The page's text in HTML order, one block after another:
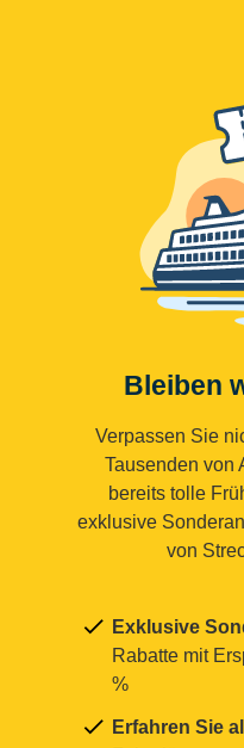
Verpassen Sie
Tausenden von
bereits tolle
exklusive
von
Exklusive
Rabatte mit
%
Erfahren Sie